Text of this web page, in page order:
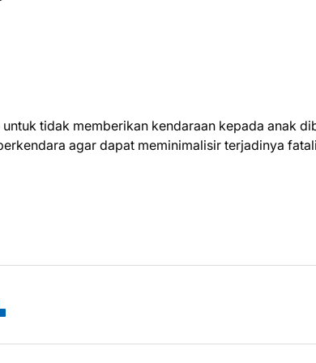
tidak memberikan kendaraan kepada anak
agar dapat meminimalisir terjadinya